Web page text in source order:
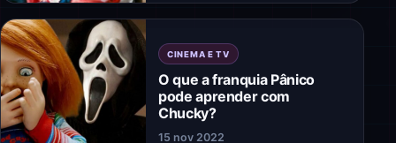
CINEMA E TV
O que a franquia Pânico
pode aprender com
Chucky?
15 nov 2022